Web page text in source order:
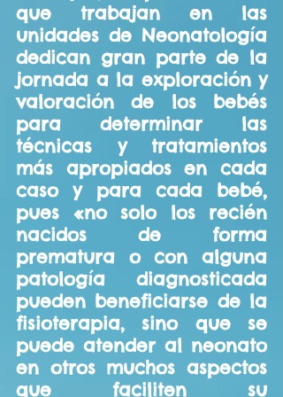
que trabajan en las
unidades de Neonatología
dedican gran parte de la
jornada a la exploración y
valoración de los bebés
para determinar las
técnicas y tratamientos
más apropiados en cada
caso y para cada bebé,
pues «no solo los recién
nacidos de forma
prematura o con alguna
patología diagnosticada
pueden beneficiarse de la
fisioterapia, sino que se
puede atender al neonato
en otros muchos aspectos
que faciliten su